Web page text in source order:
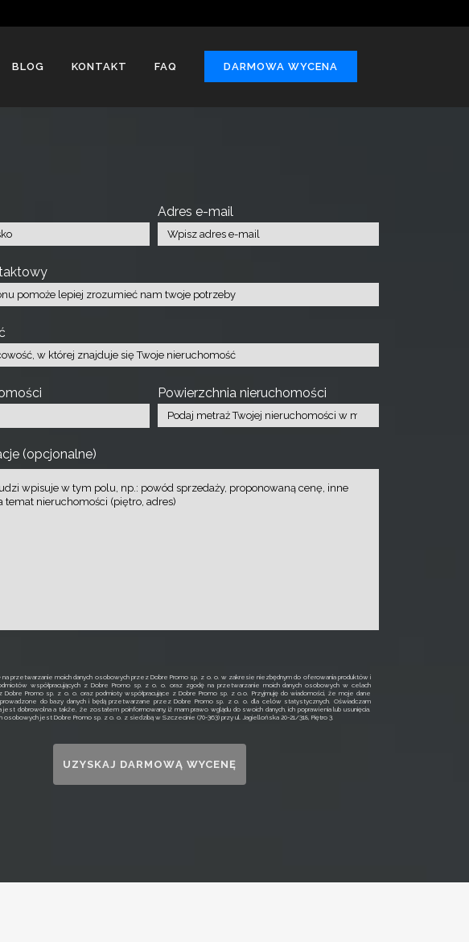
BLOG KONTAKT FAQ DARMOWA WYCENA
Adres e-mail
Powierzchnia nieruchomości
(opcjonalne)
na przetwarzanie moich danych osobowych przez Dobre Promo sp. z o. o. w zakresie niezbędnym do oferowania produktów i
współpracujących z Dobre Promo sp. z o. o. oraz zgodę na przetwarzanie moich danych osobowych w celach
Dobre Promo sp. z o. o. oraz podmioty współpracujące z Dobre Promo sp. z o.o. Przyjmuję do wiadomości, że moje dane
do bazy danych i będą przetwarzane przez Dobre Promo sp. z o. o. dla celów statystycznych. Oświadczam
jest dobrowolna a także, że zostałem poinformowany, iż mam prawo wglądu do swoich danych, ich poprawienia lub usunięcia.
osobowych jest Dobre Promo sp. z o. o. z siedzibą w Szczecinie (70-363) przy ul. Jagiellońska 20-21/318, Piętro 3.